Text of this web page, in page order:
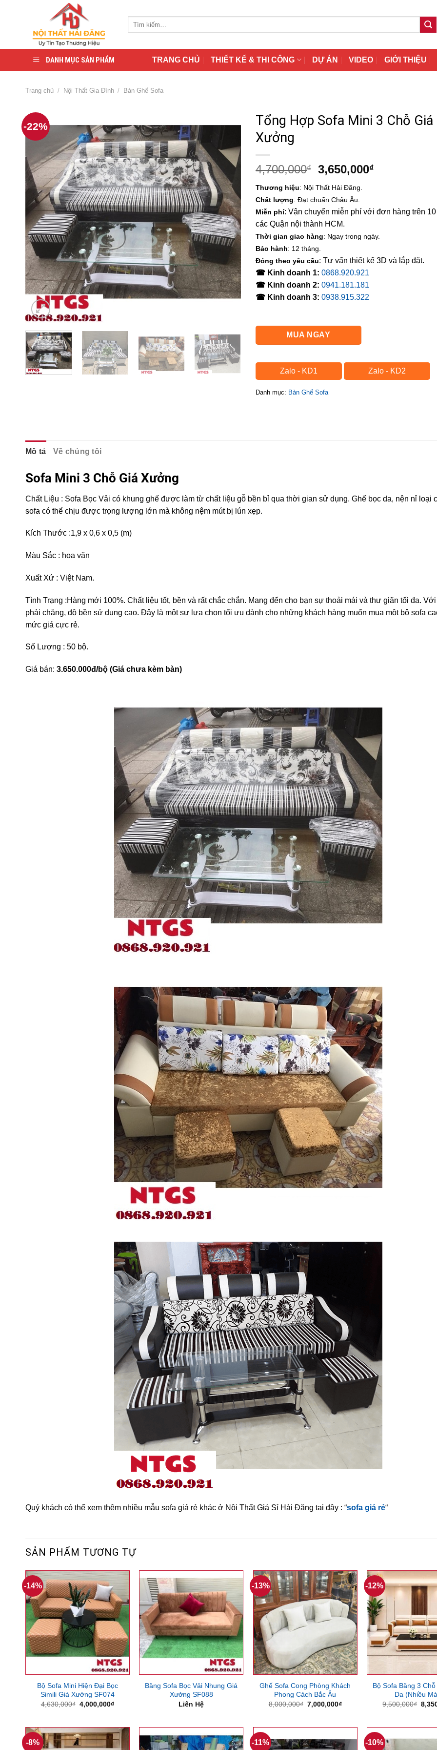
DANH MỤC SẢN PHẨM TRANG CHỦ THIẾT KẾ & THI CÔNG DỰ ÁN VIDEO GIỚI THIỆU
Trang chủ / Nội Thất Gia Đình / Bàn Ghế Sofa
-22%
Tổng Hợp Sofa Mini 3 Chỗ Giá
Xưởng
4,700,000₫
Giá
là:
4,700,000₫.
3,650,000₫Giá
3,650,000₫.
Thương hiệu: Nội Thất Hải Đăng.
Chất lượng: Đạt chuẩn Châu Âu.
Miễn phí: Vận chuyển miễn phí với đơn hàng trên 10
các Quận nội thành HCM.
Thời gian giao hàng: Ngay trong ngày.
Bảo hành: 12 tháng.
Đóng theo yêu cầu: Tư vấn thiết kế 3D và lắp đặt.
☎ Kinh doanh 1: 0868.920.921
☎ Kinh doanh 2: 0941.181.181
☎ Kinh doanh 3: 0938.915.322
MUA NGAY
Zalo - KD1 Zalo - KD2
Danh mục: Bàn Ghế Sofa
Mô tả Về chúng tôi
Sofa Mini 3 Chỗ Giá Xưởng
Chất Liệu : Sofa Bọc Vải có khung ghế được làm từ chất liệu gỗ bền bỉ qua thời gian sử dụng. Ghế bọc da, nện nỉ loại
sofa có thể chịu được trọng lượng lớn mà không nệm mút bị lún xẹp.
Kích Thước :1,9 x 0,6 x 0,5 (m)
Màu Sắc : hoa văn
Xuất Xứ : Việt Nam.
Tình Trạng :Hàng mới 100%. Chất liệu tốt, bền và rất chắc chắn. Mang đến cho bạn sự thoải mái và thư giãn tối đa.
phải chăng, độ bền sử dụng cao. Đây là một sự lựa chọn tối ưu dành cho những khách hàng muốn mua một bộ sofa
mức giá cực rẻ.
Số Lượng : 50 bộ.
Giá bán: 3.650.000đ/bộ (Giá chưa kèm bàn)
Quý khách có thể xem thêm nhiều mẫu sofa giá rẻ khác ở Nội Thất Giá Sỉ Hải Đăng tại đây : “sofa giá rẻ“
SẢN PHẨM TƯƠNG TỰ
-14%
Bộ Sofa Mini Hiện Đại Bọc
Simili Giá Xưởng SF074
4,630,000₫ Giá
4,000,000₫Giá
4,000,000₫.
Băng Sofa Bọc Vải Nhung Giá
Xưởng SF088
Liên Hệ
-13%
Ghế Sofa Cong Phòng Khách
Phong Cách Bắc Âu
8,000,000₫ Giá
7,000,000₫Giá
7,000,000₫.
-12%
Bộ Sofa Băng 3
Da (Nhiều
9,500,000₫ Giá
-8% -11% -10%